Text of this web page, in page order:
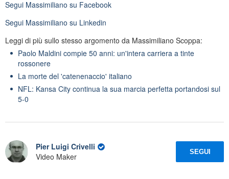
Segui Massimiliano su Facebook
Segui Massimiliano su Linkedin
Leggi di più sullo stesso argomento da Massimiliano Scoppa:
Paolo Maldini compie 50 anni: un'intera carriera a tinte
rossonere
La morte del 'catenenaccio' italiano
NFL: Kansa City continua la sua marcia perfetta portandosi sul
5-0
Pier Luigi Crivelli
Video Maker
SEGUI